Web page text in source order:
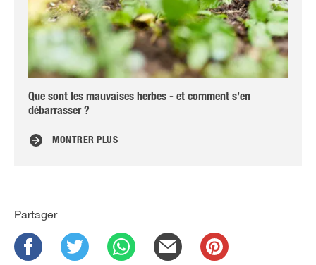
Que sont les mauvaises herbes - et comment s’en
débarrasser ?
MONTRER PLUS
Partager